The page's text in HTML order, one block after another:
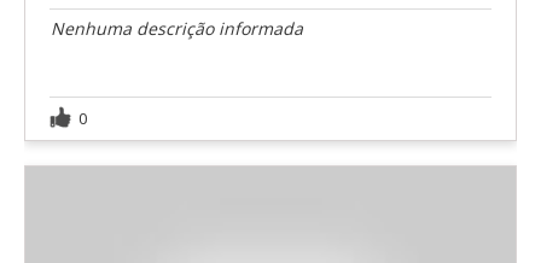
Nenhuma descrição informada
0